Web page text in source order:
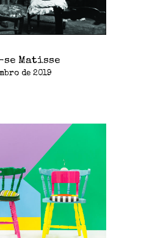
se Matisse
de 2019